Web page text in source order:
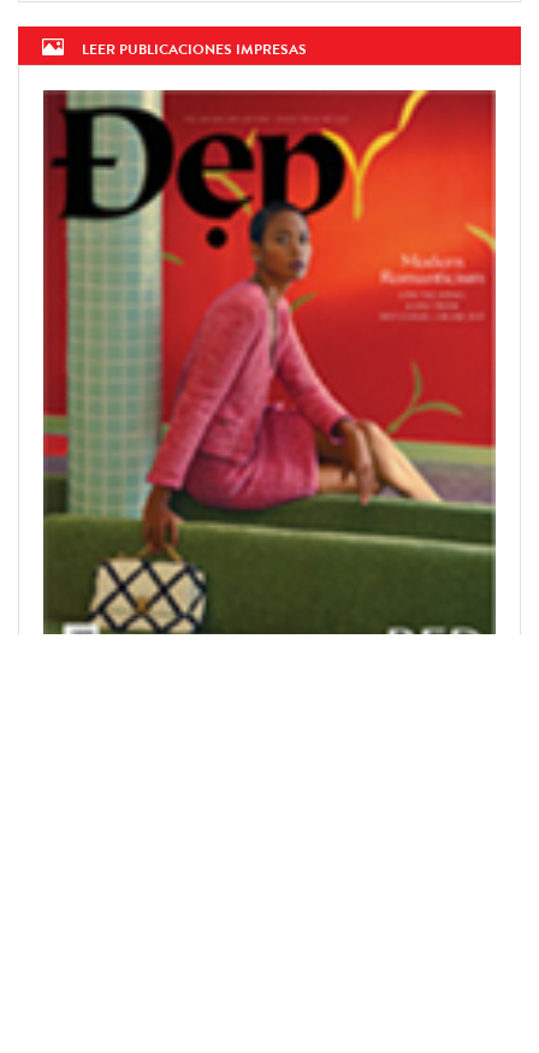
LEER PUBLICACIONES IMPRESAS